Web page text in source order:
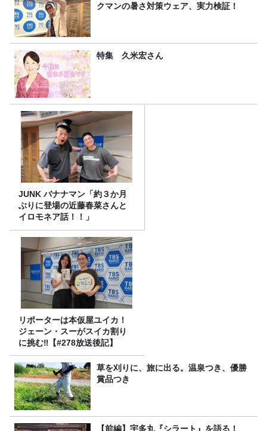
クマンの暑さ対策ウェア、実力検証！
特集 久米宏さん
JUNK バナナマン「約３か月
ぶりに登場の近藤春菜さんと
イロモネア話！！」
リポーターは本仮屋ユイカ！
ジェーン・スーがスイカ割り
に挑む‼【#278放送後記】
草を刈りに、旅に出る。温泉つき、優勝
賞品つき
【前編】宇多丸『シラート』を語る！